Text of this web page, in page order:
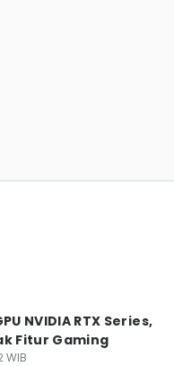
NVIDIA RTX Series,
Fitur Gaming
WIB